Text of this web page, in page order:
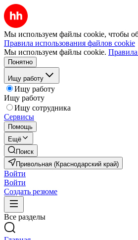
Мы используем файлы cookie, чтобы
Правила использования файлов cookie
Мы используем файлы cookie.
Понятно
Ищу работу
Ищу работу
Ищу работу
Ищу сотрудника
Сервисы
Помощь
Ещё
Поиск
Привольная (Краснодарский край)
Войти
Войти
Создать резюме
Все разделы